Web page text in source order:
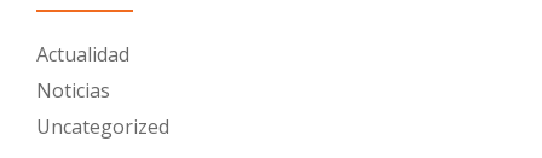
Actualidad
Noticias
Uncategorized